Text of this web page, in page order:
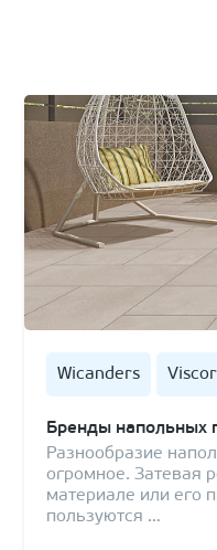
Wicanders
Бренды напольных
Разнообразие
огромное. Затевая
материале или его
пользуются …